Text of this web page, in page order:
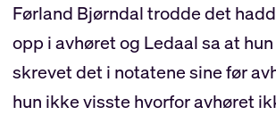
Førland Bjørndal trodde det
opp i avhøret og Ledaal sa at
skrevet det i notatene sine før
hun ikke visste hvorfor avhøret